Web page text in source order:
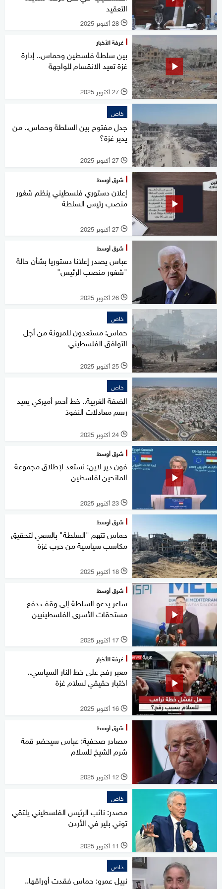
التعقيد
l 28 أكتوبر 2025
غرفة الأخبار
بين سلطة فلسطين وحماس.. إدارة
غزة تعيد الانقسام للواجهة
l 27 أكتوبر 2025
خاص
جدل مفتوح بين السلطة وحماس.. من
يدير غزة؟
l 27 أكتوبر 2025
شرق أوسط
إعلان دستوري فلسطيني ينظم شغور
منصب رئيس السلطة
l 27 أكتوبر 2025
شرق أوسط
عباس يصدر إعلانا دستوريا بشأن حالة
"شغور منصب الرئيس"
l 26 أكتوبر 2025
خاص
حماس: مستعدون للمرونة من أجل
التوافق الفلسطيني
l 25 أكتوبر 2025
خاص
الضفة الغربية.. خط أحمر أميركي يعيد
رسم معادلات النفوذ
l 24 أكتوبر 2025
شرق أوسط
فون دير لاين: نستعد لإطلاق مجموعة
المانحين لفلسطين
l 23 أكتوبر 2025
شرق أوسط
حماس تتهم "السلطة" بالسعي لتحقيق
مكاسب سياسية من حرب غزة
l 18 أكتوبر 2025
شرق أوسط
ساعر يدعو السلطة إلى وقف دفع
مستحقات الأسرى الفلسطينيين
l 17 أكتوبر 2025
غرفة الأخبار
معبر رفح على خط النار السياسي..
اختبار حقيقي لسلام غزة
l 16 أكتوبر 2025
شرق أوسط
مصادر صحفية: عباس سيحضر قمة
شرم الشيخ للسلام
l 12 أكتوبر 2025
خاص
مصدر: نائب الرئيس الفلسطيني يلتقي
توني بلير في الأردن
l 11 أكتوبر 2025
خاص
نبيل عمرو: حماس فقدت أوراقها..